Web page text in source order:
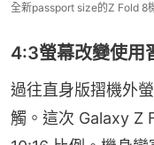
全新passport size的Z Fold 8
4:3螢幕改變使用
過往直身版摺機外
觸。這次 Galaxy Z